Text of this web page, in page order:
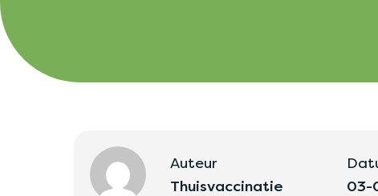
Auteur
Thuisvaccinatie 03-